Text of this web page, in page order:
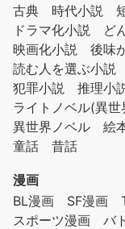
古典
時代小説
ドラマ化小説
ど
映画化小説
後味
読む人を選ぶ小説
犯罪小説
推理小
ライトノベル(異世
異世界ノベル
絵
童話
昔話
漫画
BL漫画
SF漫画
スポーツ漫画
バ